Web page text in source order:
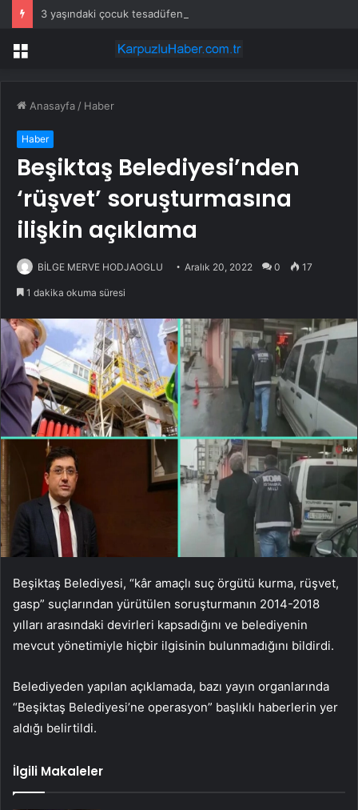
3 yaşındaki çocuk tesadüfen hazine buldu
Menü
Anasayfa / Haber
Haber
Beşiktaş Belediyesi’nden
‘rüşvet’ soruşturmasına
ilişkin açıklama
BİLGE MERVE HODJAOGLU Aralık 20, 2022 0 17
1 dakika okuma süresi
Beşiktaş Belediyesi, “kâr amaçlı suç örgütü kurma, rüşvet,
gasp” suçlarından yürütülen soruşturmanın 2014-2018
yılları arasındaki devirleri kapsadığını ve belediyenin
mevcut yönetimiyle hiçbir ilgisinin bulunmadığını bildirdi.
Belediyeden yapılan açıklamada, bazı yayın organlarında
“Beşiktaş Belediyesi’ne operasyon” başlıklı haberlerin yer
aldığı belirtildi.
İlgili Makaleler